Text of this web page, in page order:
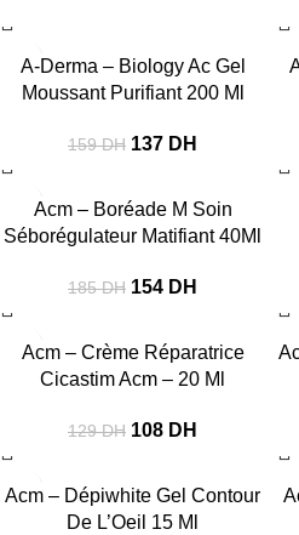
A-Derma – Biology Ac Gel
Moussant Purifiant 200 Ml
159DH 137 DH
Acm – Boréade M Soin
Séborégulateur Matifiant 40Ml
185DH 154 DH
Acm – Crème Réparatrice
Cicastim Acm – 20 Ml
129DH 108 DH
Acm – Dépiwhite Gel Contour
De L’Oeil 15 Ml